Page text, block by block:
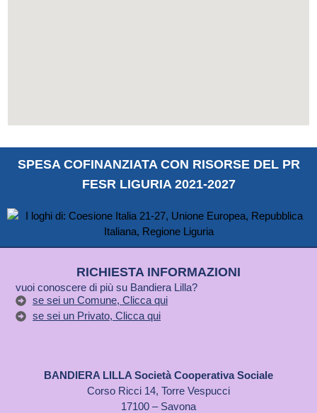
SPESA COFINANZIATA CON RISORSE DEL PR
FESR LIGURIA 2021-2027
RICHIESTA INFORMAZIONI
vuoi conoscere di più su Bandiera Lilla?
se sei un Comune, Clicca qui
se sei un Privato, Clicca qui
BANDIERA LILLA Società Cooperativa Sociale
Corso Ricci 14, Torre Vespucci
17100 – Savona